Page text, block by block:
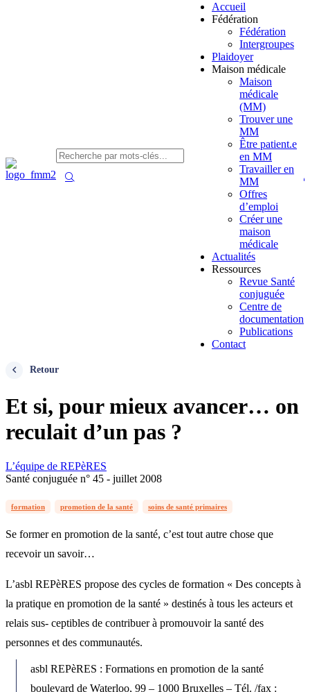
Accueil
Fédération
Fédération
Intergroupes
Plaidoyer
Maison médicale
Maison
médicale
(MM)
Trouver une
MM
Être patient.e
en MM
Travailler en
MM
Offres
d’emploi
Créer une
maison
médicale
Actualités
Ressources
Revue Santé
conjuguée
Centre de
documentation
Publications
Contact
Retour
Et si, pour mieux avancer… on
reculait d’un pas ?
L’équipe de REPèRES
Santé conjuguée n° 45 - juillet 2008
formation promotion de la santé soins de santé primaires
Se former en promotion de la santé, c’est tout autre chose que
recevoir un savoir…
L’asbl REPèRES propose des cycles de formation « Des concepts à
la pratique en promotion de la santé » destinés à tous les acteurs et
relais sus- ceptibles de contribuer à promouvoir la santé des
personnes et des communautés.
asbl REPèRES : Formations en promotion de la santé
boulevard de Waterloo, 99 – 1000 Bruxelles – Tél. /fax :